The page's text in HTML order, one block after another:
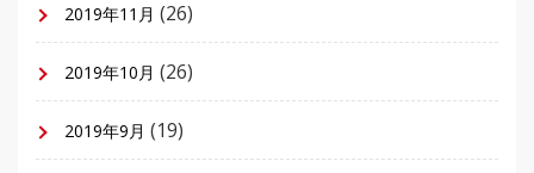
2019年11月 (26)
2019年10月 (26)
2019年9月 (19)